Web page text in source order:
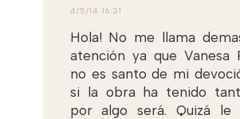
4/5/14 16:21
Hola! No me llama
atención ya que Vanesa
no es santo de mi
si la obra ha tenido
por algo será. Quizá le